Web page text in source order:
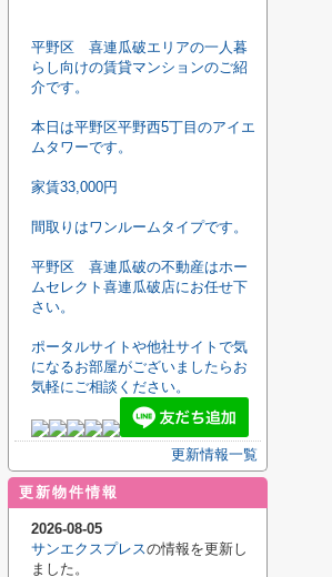
平野区 喜連瓜破エリアの一人暮
らし向けの賃貸マンションのご紹
介です。
本日は平野区平野西5丁目のアイエ
ムタワーです。
家賃33,000円
間取りはワンルームタイプです。
平野区 喜連瓜破の不動産はホー
ムセレクト喜連瓜破店にお任せ下
さい。
ポータルサイトや他社サイトで気
になるお部屋がございましたらお
気軽にご相談ください。
更新情報一覧
更新物件情報
2026-08-05
サンエクスプレスの情報を更新し
ました。